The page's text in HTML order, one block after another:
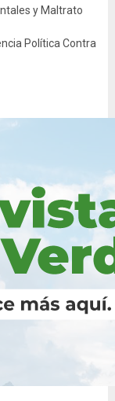
y Maltrato
Política Contra